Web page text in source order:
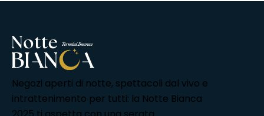
Negozi aperti di notte, spettacoli dal vivo e
intrattenimento per tutti: la Notte Bianca